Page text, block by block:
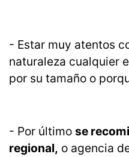
- Estar muy atentos
naturaleza cualquier
por su tamaño o
- Por último se
regional, o agencia